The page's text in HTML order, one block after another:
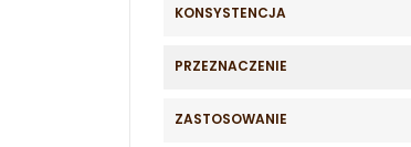
KONSYSTENCJA
PRZEZNACZENIE
ZASTOSOWANIE